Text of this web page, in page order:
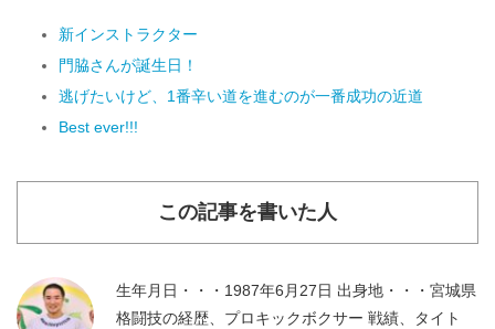
新インストラクター
門脇さんが誕生日！
逃げたいけど、1番辛い道を進むのが一番成功の近道
Best ever!!!
この記事を書いた人
生年月日・・・1987年6月27日 出身地・・・宮城県
格闘技の経歴、プロキックボクサー 戦績、タイト